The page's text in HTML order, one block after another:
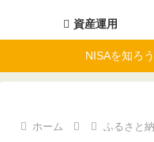
資産運用
NISAを知ろ
ホーム ふるさと